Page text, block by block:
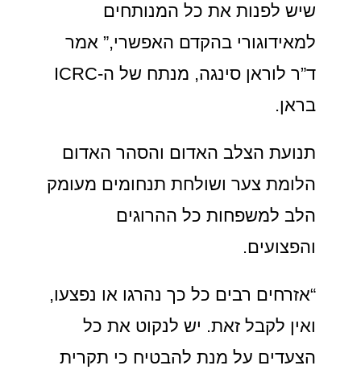
שיש לפנות את כל המנותחים
למאידוגורי בהקדם האפשרי,” אמר
ד”ר לוראן סינגה, מנתח של ה-ICRC
בראן.
תנועת הצלב האדום והסהר האדום
הלומת צער ושולחת תנחומים מעומק
הלב למשפחות כל ההרוגים
והפצועים.
“אזרחים רבים כל כך נהרגו או נפצעו,
ואין לקבל זאת. יש לנקוט את כל
הצעדים על מנת להבטיח כי תקרית